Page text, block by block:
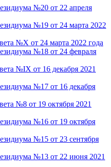
№20 от 22 апреля
№19 от 24 марта 2022
№X от 24 марта 2022 года
№18 от 24 февраля
№IX от 16 декабря 2021
№17 от 16 декабря
№8 от 19 октября 2021
№16 от 19 октября
№15 от 23 сентября
№13 от 22 июня 2021